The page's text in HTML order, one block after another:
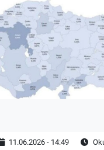
11.06.2026 - 14:49